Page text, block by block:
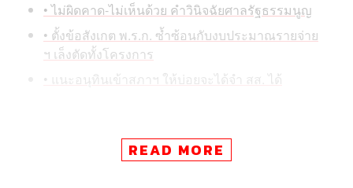
• ไม่ผิดคาด-ไม่เห็นด้วย คำวินิจฉัยศาลรัฐธรรมนูญ
• ตั้งข้อสังเกต พ.ร.ก. ซ้ำซ้อนกับงบประมาณรายจ่าย
ฯ เล็งตัดทั้งโครงการ
• แนะอนุทินเข้าสภาฯ ให้บ่อยจะได้จำ สส. ได้
ณัฐพงษ์ เรืองปัญญาวุฒิ สส. แบบบัญชีรายชื่อ หัวหน้าพรรค
ประชาชน พร้อมด้วย ศิริกัญญา ตันสกุล สส. แบบบัญชีรายชื่อ
READ MORE